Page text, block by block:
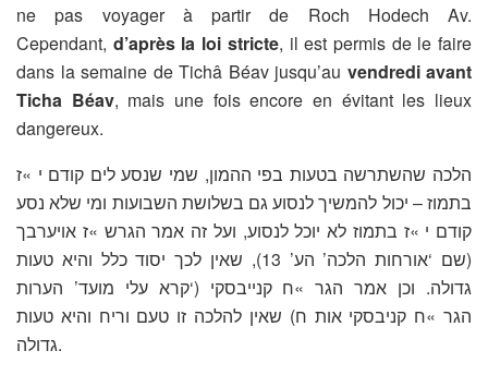
ne pas voyager à partir de Roch Hodech Av.
Cependant, d’après la loi stricte, il est permis de le faire
dans la semaine de Tichâ Béav jusqu’au vendredi avant
Ticha Béav, mais une fois encore en évitant les lieux
dangereux.
הלכה שהשתרשה בטעות בפי ההמון, שמי שנסע לים קודם י »ז
בתמוז – יכול להמשיך לנסוע גם בשלושת השבועות ומי שלא נסע
קודם י »ז בתמוז לא יוכל לנסוע, ועל זה אמר הגרש »ז אויערבך
(שם ‘אורחות הלכה’ הע’ 13), שאין לכך יסוד כלל והיא טעות
גדולה. וכן אמר הגר »ח קנייבסקי (‘קרא עלי מועד’ הערות
הגר »ח קניבסקי אות ח) שאין להלכה זו טעם וריח והיא טעות
גדולה.